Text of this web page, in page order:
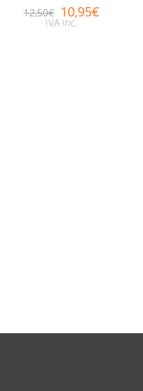
out of 5
12,50€ 10,95€
IVA inc.